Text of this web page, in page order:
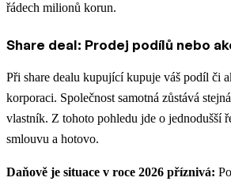
řádech milionů korun.
Share deal: Prodej podílů nebo
Při share dealu kupující kupuje váš podíl či
korporaci. Společnost samotná zůstává
vlastník. Z tohoto pohledu jde o jednodušší
smlouvu a hotovo.
Daňově je situace v roce 2026 příznivá: